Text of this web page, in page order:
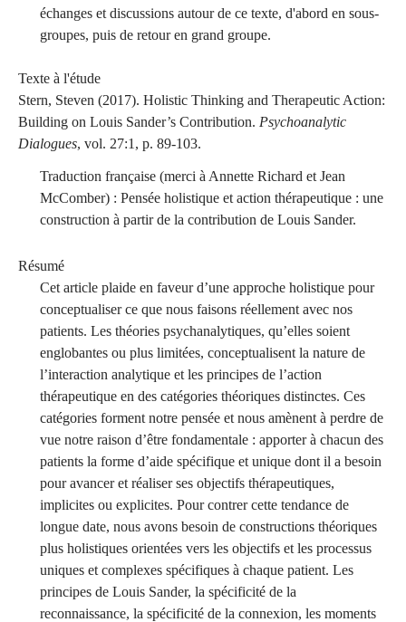
échanges et discussions autour de ce texte, d'abord en sous-
groupes, puis de retour en grand groupe.
Texte à l'étude
Stern, Steven (2017). Holistic Thinking and Therapeutic Action:
Building on Louis Sander’s Contribution. Psychoanalytic
Dialogues, vol. 27:1, p. 89-103.
Traduction française (merci à Annette Richard et Jean
McComber) : Pensée holistique et action thérapeutique : une
construction à partir de la contribution de Louis Sander.
Résumé
Cet article plaide en faveur d’une approche holistique pour
conceptualiser ce que nous faisons réellement avec nos
patients. Les théories psychanalytiques, qu’elles soient
englobantes ou plus limitées, conceptualisent la nature de
l’interaction analytique et les principes de l’action
thérapeutique en des catégories théoriques distinctes. Ces
catégories forment notre pensée et nous amènent à perdre de
vue notre raison d’être fondamentale : apporter à chacun des
patients la forme d’aide spécifique et unique dont il a besoin
pour avancer et réaliser ses objectifs thérapeutiques,
implicites ou explicites. Pour contrer cette tendance de
longue date, nous avons besoin de constructions théoriques
plus holistiques orientées vers les objectifs et les processus
uniques et complexes spécifiques à chaque patient. Les
principes de Louis Sander, la spécificité de la
reconnaissance, la spécificité de la connexion, les moments